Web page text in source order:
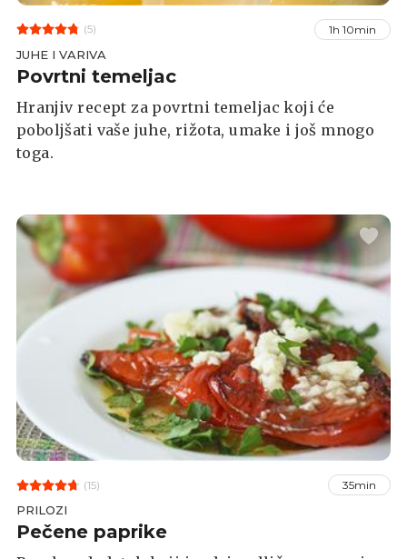
(5) 1h 10min
JUHE I VARIVA
Povrtni temeljac
Hranjiv recept za povrtni temeljac koji će
poboljšati vaše juhe, rižota, umake i još mnogo
toga.
(15) 35min
PRILOZI
Pečene paprike